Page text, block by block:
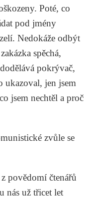
Poté, co
pod jmény
Nedokáže odbýt
zakázka spěchá,
pokrývač,
ukazoval, jen jsem
jsem nechtěl a proč
zvůle se
povědomí čtenářů
nás už třicet let